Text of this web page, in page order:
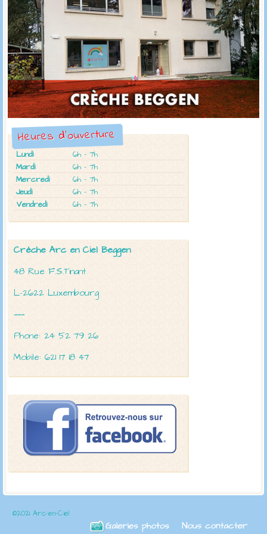
Heures d'ouverture
Lundi
6h - 7h
Mardi
6h - 7h
Mercredi
6h - 7h
Jeudi
6h - 7h
Vendredi
6h - 7h
Crèche Arc en Ciel Beggen
48 Rue F.S.Tinant
L-2622 Luxembourg
———
Phone: 24 52 79 26
Mobile: 621 17 18 47
©2021 Arc-en-Ciel